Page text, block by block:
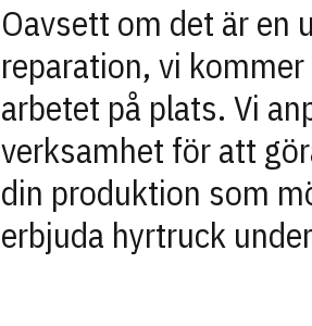
Oavsett om det är en
reparation, vi
arbetet på plats. Vi
verksamhet för att
din produktion som
erbjuda hyrtruck